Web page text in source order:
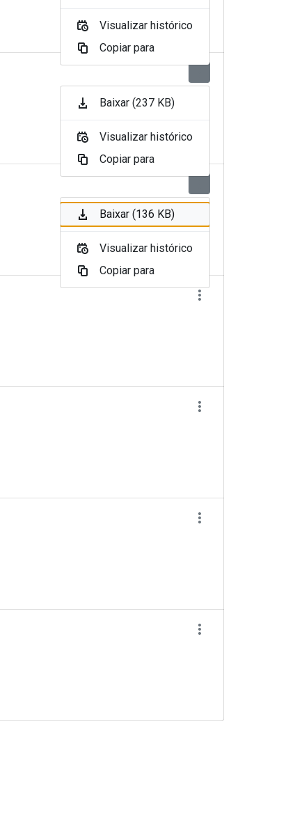
Visualizar histórico
Copiar para
Baixar (237 KB)
Visualizar histórico
Copiar para
Baixar (136 KB)
Visualizar histórico
Copiar para